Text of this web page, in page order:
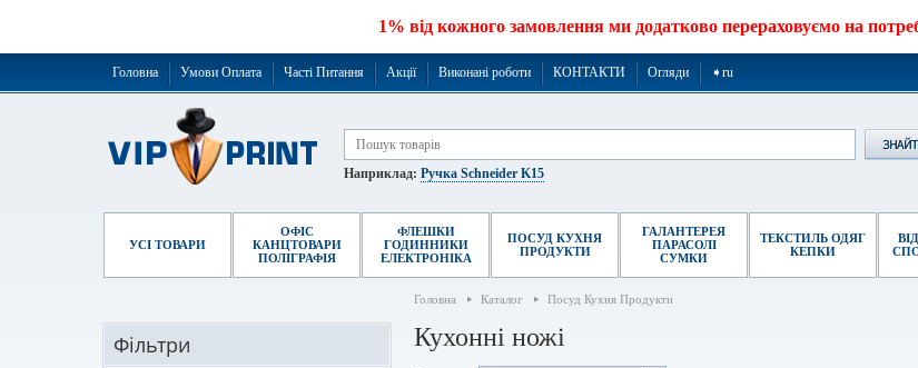
1% від кожного замовлення ми додатково перераховуємо на
Головна Умови Оплата Часті Питання Акції Виконані роботи КОНТАКТИ Огляди ➧ru
Наприклад: Ручка Schneider K15
УСІ ТОВАРИ
ОФІС
КАНЦТОВАРИ
ПОЛІГРАФІЯ
ФЛЕШКИ
ГОДИННИКИ
ЕЛЕКТРОНІКА
ПОСУД КУХНЯ
ПРОДУКТИ
ГАЛАНТЕРЕЯ
ПАРАСОЛІ
СУМКИ
ТЕКСТИЛЬ ОДЯГ
КЕПКИ
Головна Каталог Посуд Кухня Продукти
Фільтри Кухонні ножі